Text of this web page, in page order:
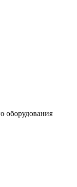
оборудования